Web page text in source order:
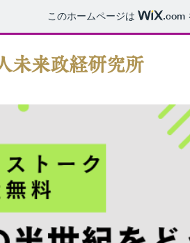
このホームページは .com
未来政経研究所